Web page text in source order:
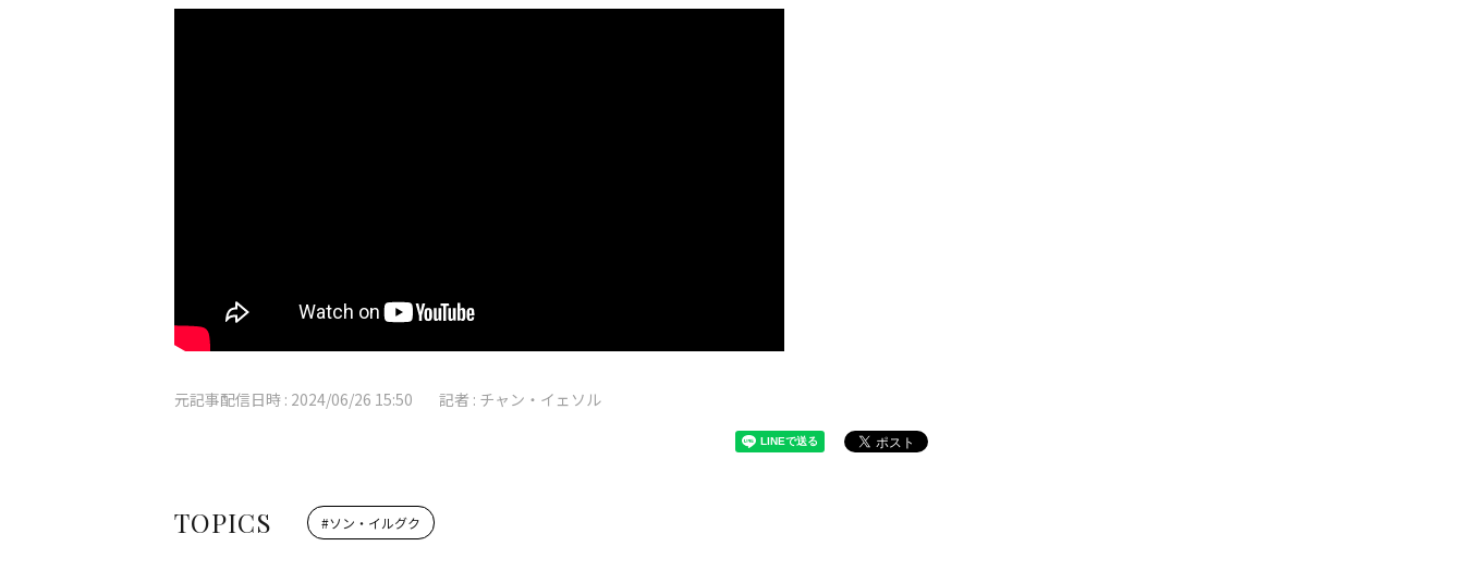
元記事配信日時 : 2024/06/26 15:50 記者 : チャン・イェソル
TOPICS #ソン・イルグク